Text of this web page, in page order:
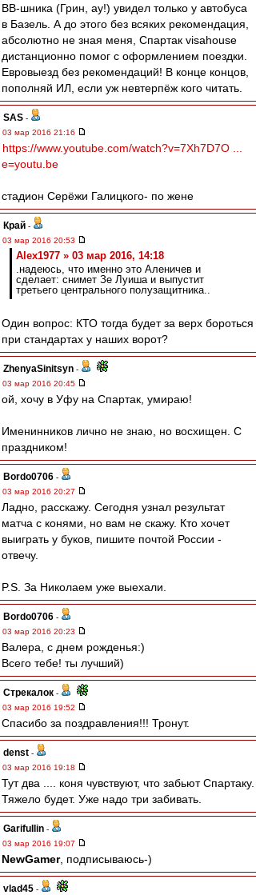
ВВ-шника (Грин, ау!) увидел только у автобуса
в Базель. А до этого без всяких рекомендация,
абсолютно не зная меня, Спартак visahouse
дистанционно помог с оформлением поездки.
Евровыезд без рекомендаций! В конце концов,
пополняй ИЛ, если уж невтерпёж кого читать.
SAS -
03 мар 2016 21:16
https://www.youtube.com/watch?v=7Xh7D7O ...
e=youtu.be
стадион Серёжи Галицкого- по жене
Край -
03 мар 2016 20:53
Alex1977 » 03 мар 2016, 14:18
.надеюсь, что именно это Аленичев и
сделает: снимет Зе Луиша и выпустит
третьего центрального полузащитника..
Один вопрос: КТО тогда будет за верх бороться
при стандартах у наших ворот?
ZhenyaSinitsyn -
03 мар 2016 20:45
ой, хочу в Уфу на Спартак, умираю!
Именинников лично не знаю, но восхищен. С
праздником!
Bordo0706 -
03 мар 2016 20:27
Ладно, расскажу. Сегодня узнал результат
матча с конями, но вам не скажу. Кто хочет
выиграть у буков, пишите почтой России -
отвечу.
P.S. За Николаем уже выехали.
Bordo0706 -
03 мар 2016 20:23
Валера, с днем рожденья:)
Всего тебе! ты лучший)
Стрекалок -
03 мар 2016 19:52
Спасибо за поздравления!!! Тронут.
denst -
03 мар 2016 19:18
Тут два .... коня чувствуют, что забьют Спартаку.
Тяжело будет. Уже надо три забивать.
Garifullin -
03 мар 2016 19:07
NewGamer, подписываюсь-)
vlad45 -